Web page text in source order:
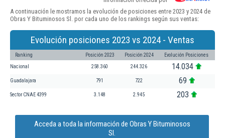
A continuación le mostramos la evolución de posiciones entre 2023 y 2024 de
Obras Y Bituminosos Sl. por cada uno de los rankings según sus ventas:
Evolución posiciones 2023 vs 2024 - Ventas
Ranking Posición 2023 Posición 2024 Evolución Posiciones
Nacional 258.360 244.326 14.034
Guadalajara 791 722 69
Sector CNAE 4399 3.148 2.945 203
Acceda a toda la información de Obras Y Bituminosos
Sl.